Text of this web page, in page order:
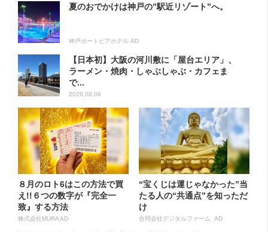
夏のおでかけは神戸の”駅近リゾート”へ。
神戸ポートピアホテル AD
【日本初】大阪の河川敷に「屋台エリア」、
ラーメン・焼肉・しゃぶしゃぶ・カフェま
で...
2026.08.06
８月のロト6はこの方法で買
え!!６つの数字が『完全一
致』する方法
株式会社MURA AD
“宝くじは運じゃなかった”当
たる人の“共通点”を知っただ
け
合同会社デジタルファーム AD